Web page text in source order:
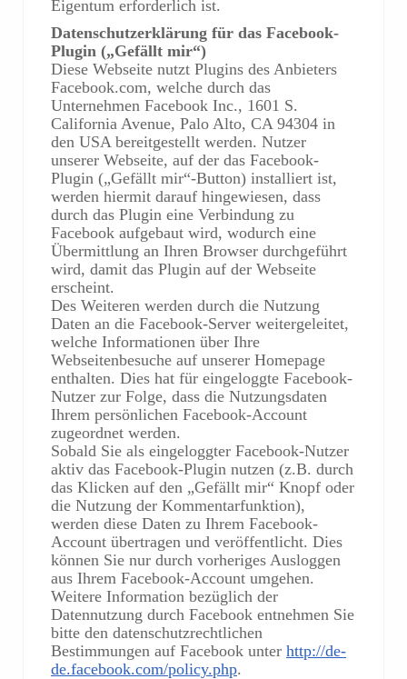
Eigentum erforderlich ist.
Datenschutzerklärung für das Facebook-
Plugin („Gefällt mir“)
Diese Webseite nutzt Plugins des Anbieters
Facebook.com, welche durch das
Unternehmen Facebook Inc., 1601 S.
California Avenue, Palo Alto, CA 94304 in
den USA bereitgestellt werden. Nutzer
unserer Webseite, auf der das Facebook-
Plugin („Gefällt mir“-Button) installiert ist,
werden hiermit darauf hingewiesen, dass
durch das Plugin eine Verbindung zu
Facebook aufgebaut wird, wodurch eine
Übermittlung an Ihren Browser durchgeführt
wird, damit das Plugin auf der Webseite
erscheint.
Des Weiteren werden durch die Nutzung
Daten an die Facebook-Server weitergeleitet,
welche Informationen über Ihre
Webseitenbesuche auf unserer Homepage
enthalten. Dies hat für eingeloggte Facebook-
Nutzer zur Folge, dass die Nutzungsdaten
Ihrem persönlichen Facebook-Account
zugeordnet werden.
Sobald Sie als eingeloggter Facebook-Nutzer
aktiv das Facebook-Plugin nutzen (z.B. durch
das Klicken auf den „Gefällt mir“ Knopf oder
die Nutzung der Kommentarfunktion),
werden diese Daten zu Ihrem Facebook-
Account übertragen und veröffentlicht. Dies
können Sie nur durch vorheriges Ausloggen
aus Ihrem Facebook-Account umgehen.
Weitere Information bezüglich der
Datennutzung durch Facebook entnehmen Sie
bitte den datenschutzrechtlichen
Bestimmungen auf Facebook unter http://de-
de.facebook.com/policy.php.